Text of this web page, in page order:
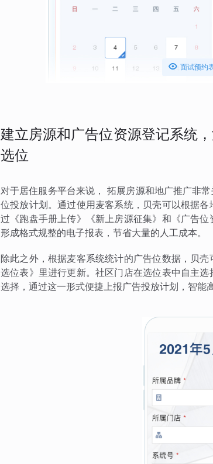
 面试预约
建立房源和广告位资源登记系统
选位
对于居住服务平台来说， 拓展房源和地广推广非
位投放计划。通过使用麦客系统，贝壳可以根据
过《跑盘手册上传》《新上房源征集》和《广告
形成格式规整的电子报表，节省大量的人工成本。
除此之外，根据麦客系统统计的广告位数据，贝
选位表》里进行更新。社区门店在选位表中自主
选择，通过这一形式便捷上报广告投放计划，智能高